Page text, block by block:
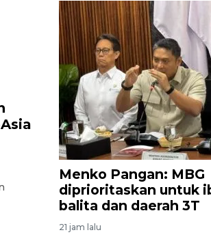
Menko Pangan: MBG
diprioritaskan untuk
balita dan daerah 3T
21 jam lalu